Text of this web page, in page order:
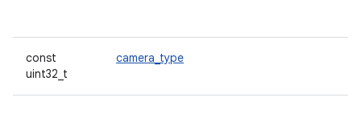
const
uint32_t
camera_type